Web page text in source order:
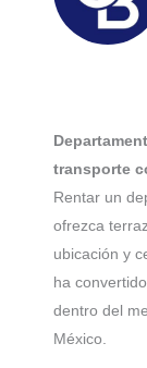
transporte
Rentar un
ofrezca
ubicación y
ha
dentro del
México.